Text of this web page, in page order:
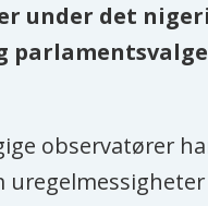
under det
observatører